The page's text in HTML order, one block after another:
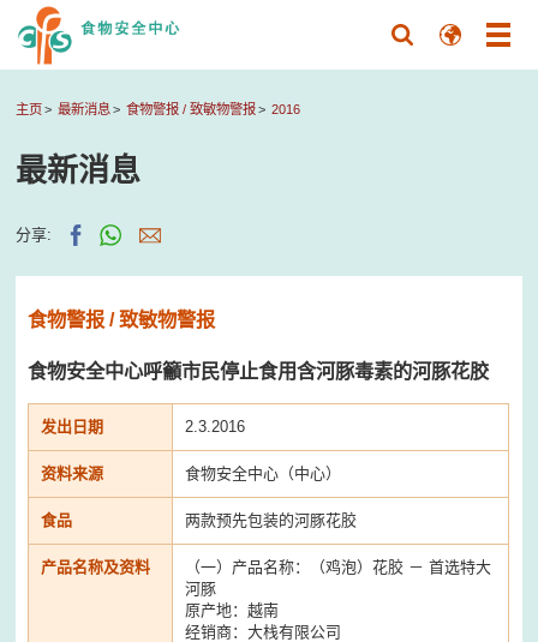
主页 最新消息 食物警报 / 致敏物警报 2016
最新消息
分享:
食物警报 / 致敏物警报
食物安全中心呼籲市民停止食用含河豚毒素的河豚花胶
发出日期 2.3.2016
资料来源 食物安全中心（中心）
食品 两款预先包装的河豚花胶
产品名称及资料
（一）产品名称：（鸡泡）花胶 － 首选特大
河豚
原产地：越南
经销商：大栈有限公司